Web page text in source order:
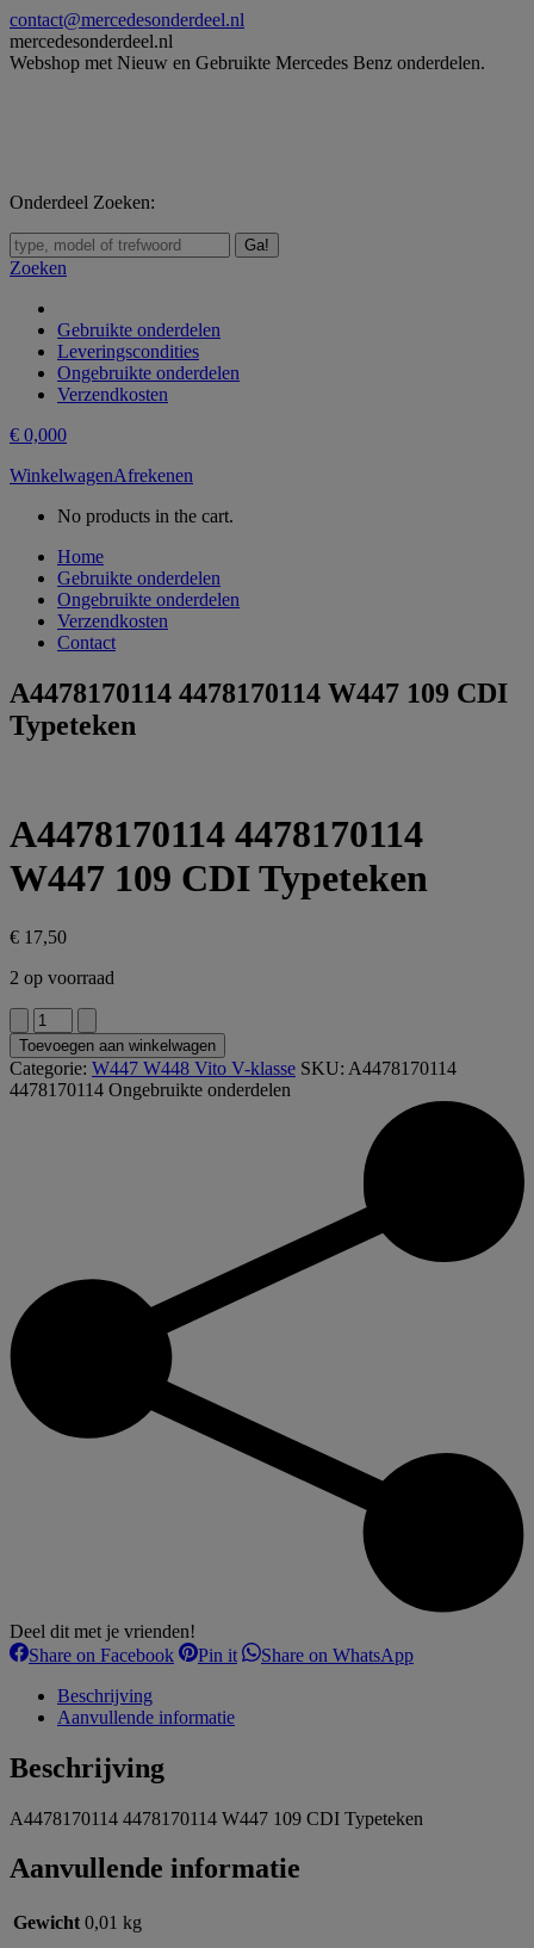
Skip
to
content
contact@mercedesonderdeel.nl
mercedesonderdeel.nl
Webshop met Nieuw en Gebruikte Mercedes Benz onderdelen.
Onderdeel Zoeken:
Zoeken:
Zoeken
Gebruikte onderdelen
Leveringscondities
Ongebruikte onderdelen
Verzendkosten
€ 0,000
WinkelwagenAfrekenen
No products in the cart.
Home
Gebruikte onderdelen
Ongebruikte onderdelen
Verzendkosten
Contact
A4478170114 4478170114 W447 109 CDI
Typeteken
A4478170114 4478170114
W447 109 CDI Typeteken
€ 17,50
2 op voorraad
A4478170114
4478170114
W447
109
CDI
Toevoegen aan winkelwagen
Categorie: W447 W448 Vito V-klasse SKU: A4478170114
4478170114 Ongebruikte onderdelen
Deel dit met je vrienden!
Share on FacebookSharePin itShareShare on WhatsAppShare
Beschrijving
Aanvullende informatie
Beschrijving
A4478170114 4478170114 W447 109 CDI Typeteken
Aanvullende informatie
Gewicht 0,01 kg